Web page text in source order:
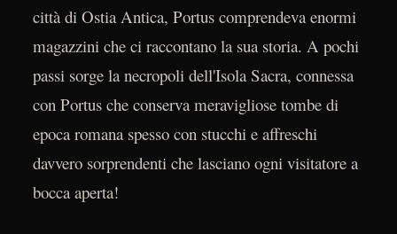
città di Ostia Antica, Portus comprendeva enormi
magazzini che ci raccontano la sua storia. A pochi
passi sorge la necropoli dell'Isola Sacra, connessa
con Portus che conserva meravigliose tombe di
epoca romana spesso con stucchi e affreschi
davvero sorprendenti che lasciano ogni visitatore a
bocca aperta!